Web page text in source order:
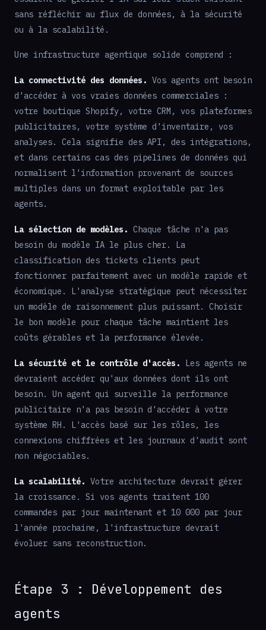
sans réfléchir au flux de données, à la sécurité
ou à la scalabilité.
Une infrastructure agentique solide comprend :
La connectivité des données. Vos agents ont besoin
d'accéder à vos vraies données commerciales :
votre boutique Shopify, votre CRM, vos plateformes
publicitaires, votre système d'inventaire, vos
analyses. Cela signifie des API, des intégrations,
et dans certains cas des pipelines de données qui
normalisent l'information provenant de sources
multiples dans un format exploitable par les
agents.
La sélection de modèles. Chaque tâche n'a pas
besoin du modèle IA le plus cher. La
classification des tickets clients peut
fonctionner parfaitement avec un modèle rapide et
économique. L'analyse stratégique peut nécessiter
un modèle de raisonnement plus puissant. Choisir
le bon modèle pour chaque tâche maintient les
coûts gérables et la performance élevée.
La sécurité et le contrôle d'accès.
Les agents ne
devraient accéder qu'aux données dont ils ont
besoin. Un agent qui surveille la performance
publicitaire n'a pas besoin d'accéder à votre
système RH. L'accès basé sur les rôles, les
connexions chiffrées et les journaux d'audit sont
non négociables.
La scalabilité. Votre architecture devrait gérer
la croissance. Si vos agents traitent 100
commandes par jour maintenant et 10 000 par jour
l'année prochaine, l'infrastructure devrait
évoluer sans reconstruction.
Étape 3 : Développement des
agents